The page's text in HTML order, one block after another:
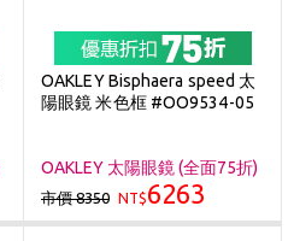
OAKLEY Bisphaera speed 太
陽眼鏡 米色框 #OO9534-05
OAKLEY 太陽眼鏡 (全面75折)
市價 8350 NT$6263